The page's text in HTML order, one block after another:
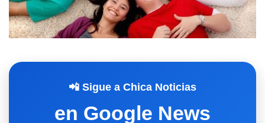
📲 Sigue a Chica Noticias
en Google News